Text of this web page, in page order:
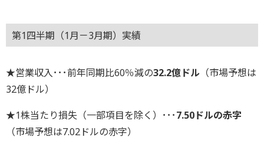
第1四半期（1月－3月期）実績
★営業収入･･･前年同期比60％減の32.2億ドル （市場予想は
32億ドル）
★1株当たり損失（一部項目を除く）･･･7.50ドルの赤字
（市場予想は7.02ドルの赤字）